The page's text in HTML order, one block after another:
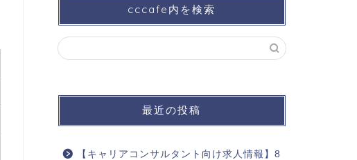
cccafe内を検索
最近の投稿
【キャリアコンサルタント向け求人情報】8